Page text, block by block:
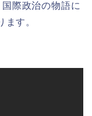
際政治の物語に
す。